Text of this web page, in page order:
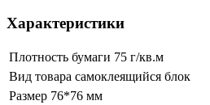
Характеристики
Плотность бумаги 75 г/кв.м
Вид товара самоклеящийся блок
Размер 76*76 мм